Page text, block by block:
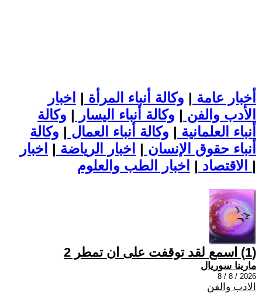
أخبار عامة | وكالة أنباء المرأة | اخبار
الأدب والفن | وكالة أنباء اليسار | وكالة
أنباء العلمانية | وكالة أنباء العمال | وكالة
أنباء حقوق الإنسان | اخبار الرياضة | اخبار
الاقتصاد | |
(1) اسمع لقد توقفت على ان تمطر 2
مارينا سوريال
2026 / 8 / 8
الادب والفن